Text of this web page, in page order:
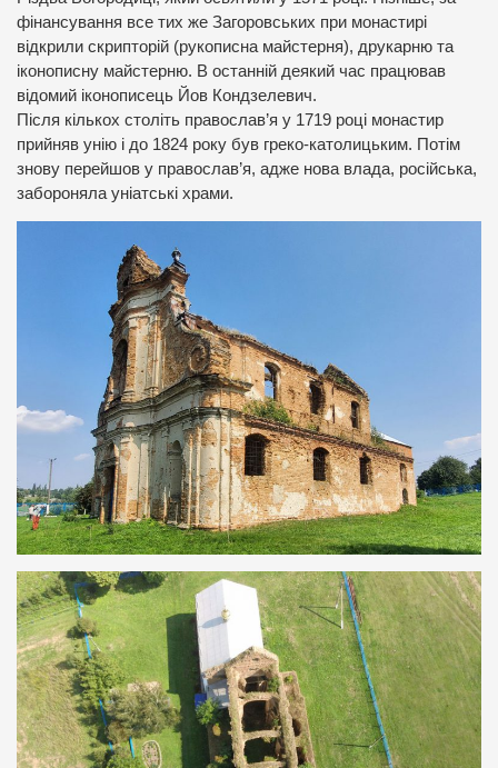
фінансування все тих же Загоровських при монастирі
відкрили скрипторій (рукописна майстерня), друкарню та
іконописну майстерню. В останній деякий час працював
відомий іконописець Йов Кондзелевич.
Після кількох століть православ’я у 1719 році монастир
прийняв унію і до 1824 року був греко-католицьким. Потім
знову перейшов у православ’я, адже нова влада, російська,
забороняла уніатські храми.